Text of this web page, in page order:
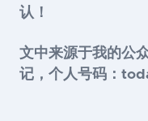
认！
文中来源于我的公
记，个人号码：